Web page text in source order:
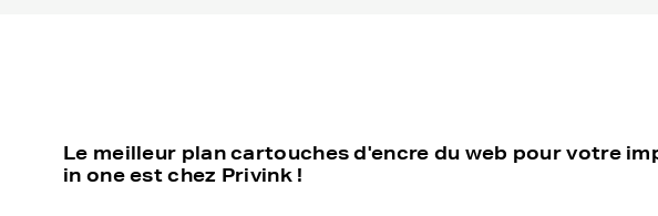
Le meilleur plan cartouches d'encre du web pour votre
in one est chez Privink !